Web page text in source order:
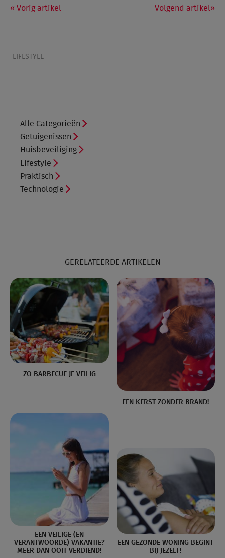
Vorig artikel Volgend artikel
LIFESTYLE
GERELATEERDE ARTIKELEN
ZO BARBECUE JE VEILIG
EEN KERST ZONDER BRAND!
EEN VEILIGE (EN
VERANTWOORDE) VAKANTIE?
MEER DAN OOIT VERDIEND!
EEN GEZONDE WONING BEGINT
BIJ JEZELF!
Alle Categorieën
Getuigenissen
Huisbeveiliging
Lifestyle
Praktisch
Technologie